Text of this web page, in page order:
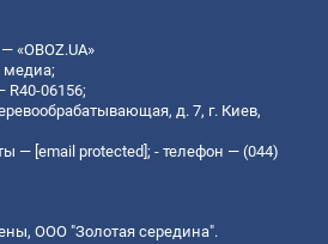
«OBOZ.UA»
медиа;
06156;
д. 7, г. Киев,
— [email protected]; - телефон — (044)
ООО "Золотая середина".